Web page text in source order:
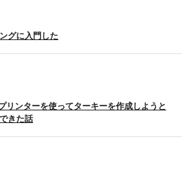
グに入門した
リンターを使ってターキーを作成しようと
きた話